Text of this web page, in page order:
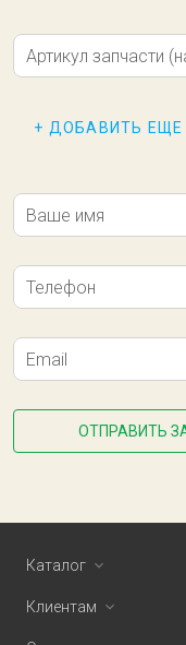
Артикул запчасти
+ ДОБАВИТЬ ЕЩЕ
Ваше имя
Телефон
Email
ОТПРАВИТЬ
Каталог
Клиентам